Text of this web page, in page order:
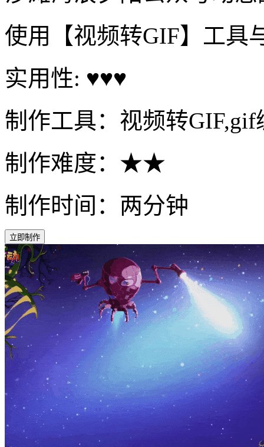
使用【视频转GIF】工具
实用性: ♥♥♥
制作工具：视频转GIF,gif
制作难度：★★
制作时间：两分钟
立即制作